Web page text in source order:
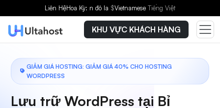
Liên HệHoa Kỳ: n đô la $Vietnamese Tiếng Việt
KHU VỰC KHÁCH HÀNG
GIẢM GIÁ HOSTING: GIẢM GIÁ 40% CHO HOSTING
WORDPRESS
Lưu trữ WordPress tại Bỉ